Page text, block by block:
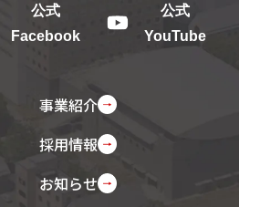
公式
Facebook
公式
YouTube
事業紹介
採用情報
お知らせ